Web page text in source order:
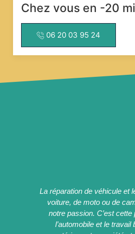
Chez vous en -20
06 20 03 95 24
La réparation de véhicule et
voiture, de moto ou de
notre passion. C’est
l’automobile et le travail